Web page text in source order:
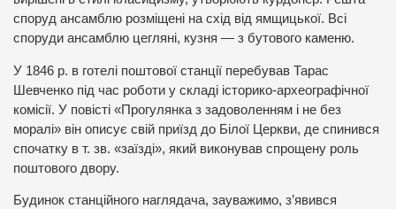
споруд ансамблю розміщені на схід від ямщицької. Всі
споруди ансамблю цегляні, кузня — з бутового каменю.
У 1846 р. в готелі поштової станції перебував Тарас
Шевченко під час роботи у складі історико-археографічної
комісії. У повісті «Прогулянка з задоволенням і не без
моралі» він описує свій приїзд до Білої Церкви, де спинився
спочатку в т. зв. «заїзді», який виконував спрощену роль
поштового двору.
Будинок станційного наглядача, зауважимо, з’явився